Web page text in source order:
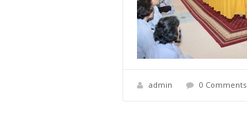
admin 0 Comments